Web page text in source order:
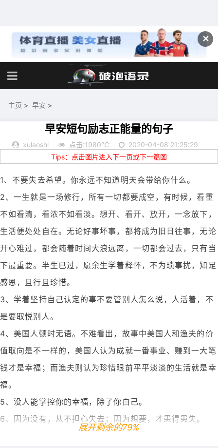
✕
主页 > 早安 >
早安短句励志正能量的句子
xulaoshi 点击:1980℃
2020-04-08 21:25:29
Tips：点击图片进入下一页或下一篇图
1、不要失去希望。你永远不知道明天会带给你什么。
2、一生就是一场修行，所有一切都要成空，有时候，看重
不如看清，看浓不如看淡。想开、看开、放开，一念放下，
生活便处处自在。无论好事坏事，都将成为旧日往事，无论
开心难过，都会随着时间大浪远离，一切都会过去，只有当
下最重要。半生已过，愿余生学着释怀，不为琐事扰，知足
感恩，且行且珍惜。
3、学着坚持自己认定的事不要管别人怎么说，人活着，不
是要取悦别人。
4、美国人顿时无语。不难看出，故事中美国人和渔夫的价
值取向是不一样的，美国人认为成就一番事业、赚到一大笔
钱才是幸福；而渔夫则认为珍惜眼前平平淡淡的生活就是幸
福。
5、没人能掌控你的幸福，除了你自己。
6、因为没有，从不担心失去；因为想要，才患得患失。
展开剩余的79%